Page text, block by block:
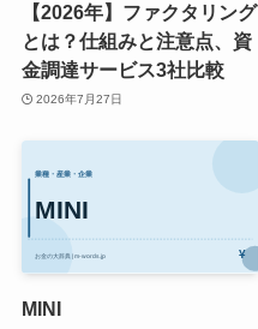
【2026年】ファクタリング
とは？仕組みと注意点、資
金調達サービス3社比較
2026年7月27日
MINI